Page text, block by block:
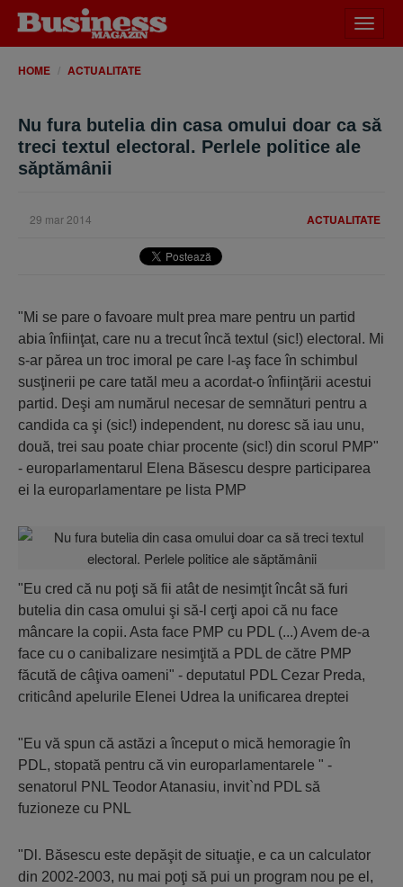
meniu
HOME ACTUALITATE
Nu fura butelia din casa omului doar ca să
treci textul electoral. Perlele politice ale
săptămânii
ACTUALITATE
29 mar 2014
"Mi se pare o favoare mult prea mare pentru un partid
abia înfiinţat, care nu a trecut încă textul (sic!) electoral. Mi
s-ar părea un troc imoral pe care l-aş face în schimbul
susţinerii pe care tatăl meu a acordat-o înfiinţării acestui
partid. Deşi am numărul necesar de semnături pentru a
candida ca şi (sic!) independent, nu doresc să iau unu,
două, trei sau poate chiar procente (sic!) din scorul PMP"
- europarlamentarul Elena Băsescu despre participarea
ei la europarlamentare pe lista PMP
"Eu cred că nu poţi să fii atât de nesimţit încât să furi
butelia din casa omului şi să-l cerţi apoi că nu face
mâncare la copii. Asta face PMP cu PDL (...) Avem de-a
face cu o canibalizare nesimţită a PDL de către PMP
făcută de câţiva oameni" - deputatul PDL Cezar Preda,
criticând apelurile Elenei Udrea la unificarea dreptei
"Eu vă spun că astăzi a început o mică hemoragie în
PDL, stopată pentru că vin europarlamentarele " -
senatorul PNL Teodor Atanasiu, invit`nd PDL să
fuzioneze cu PNL
"Dl. Băsescu este depăşit de situaţie, e ca un calculator
din 2002-2003, nu mai poţi să pui un program nou pe el,